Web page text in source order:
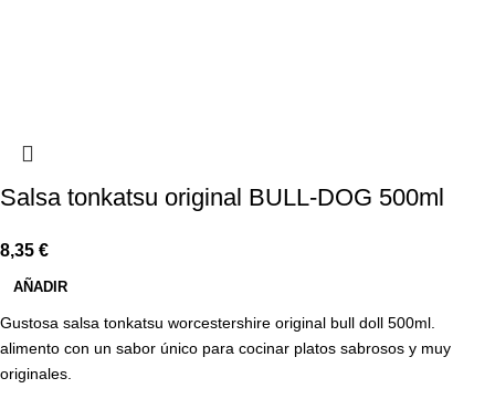
Salsa tonkatsu original BULL-DOG 500ml
8,35 €
AÑADIR
Gustosa salsa tonkatsu worcestershire original bull doll 500ml.
alimento con un sabor único para cocinar platos sabrosos y muy
originales.